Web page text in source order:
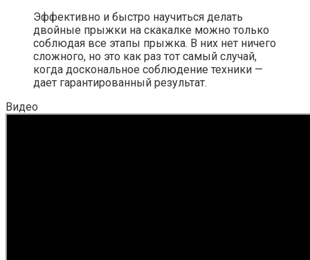
Эффективно и быстро научиться делать
двойные прыжки на скакалке можно только
соблюдая все этапы прыжка. В них нет ничего
сложного, но это как раз тот самый случай,
когда доскональное соблюдение техники —
дает гарантированный результат.
Видео